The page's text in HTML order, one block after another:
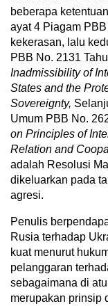
beberapa
ayat 4 Piagam
kekerasan, lalu
PBB No. 2131
Inadmissibility of
States and the
Sovereignty,
Umum PBB No.
on Principles of
Relation and
adalah Resolusi
dikeluarkan pada
agresi.
Penulis
Rusia terhadap
kuat menurut
pelanggaran
sebagaimana di
merupakan prinsip